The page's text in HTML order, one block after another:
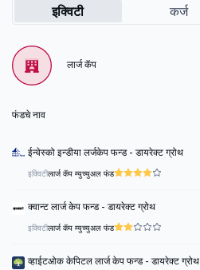
इक्विटी कर्ज
लार्ज कॅप
फंडचे नाव
ईन्वेस्को इन्डीया लर्जकेप फन्ड - डायरेक्ट ग्रोथ
इक्विटीलार्ज कॅप म्युच्युअल फंड
क्वान्ट लार्ज केप फन्ड - डायरेक्ट ग्रोथ
इक्विटीलार्ज कॅप म्युच्युअल फंड
व्हाईटओक केपिटल लार्ज केप फन्ड - डायरेक्ट ग्रोथ